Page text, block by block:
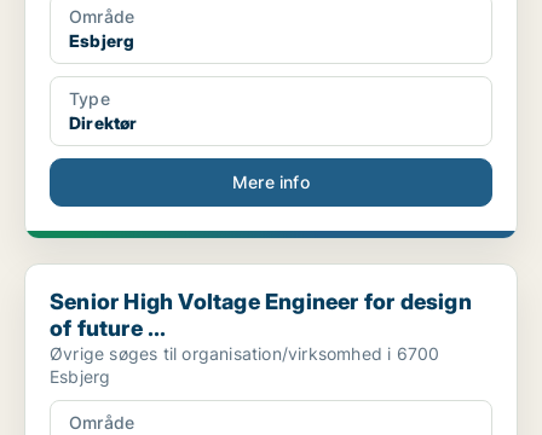
Område
Esbjerg
Type
Direktør
Mere info
Senior High Voltage Engineer for design of future ...
Senior High Voltage Engineer for design
of future ...
Øvrige søges til organisation/virksomhed i 6700
Esbjerg
Område